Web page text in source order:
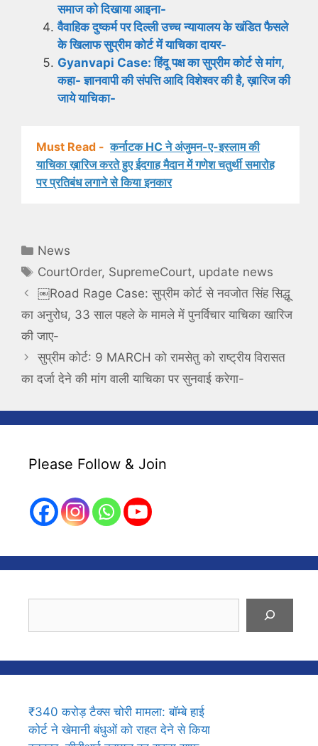
समाज को दिखाया आइना-
वैवाहिक दुष्कर्म पर दिल्ली उच्च न्यायालय के खंडित फैसले
के खिलाफ सुप्रीम कोर्ट में याचिका दायर-
Gyanvapi Case: हिंदू पक्ष का सुप्रीम कोर्ट से मांग,
कहा- ज्ञानवापी की संपत्ति आदि विशेश्वर की है, ख़ारिज की
जाये याचिका-
Must Read - कर्नाटक HC ने अंजुमन-ए-इस्लाम की
याचिका ख़ारिज करते हुए ईदगाह मैदान में गणेश चतुर्थी समारोह
पर प्रतिबंध लगाने से किया इनकार
Categories
News
Tags
CourtOrder, SupremeCourt, update news
￼Road Rage Case: सुप्रीम कोर्ट से नवजोत सिंह सिद्धू
का अनुरोध, 33 साल पहले के मामले में पुनर्विचार याचिका खारिज
की जाए-
सुप्रीम कोर्ट: 9 MARCH को रामसेतु को राष्ट्रीय विरासत
का दर्जा देने की मांग वाली याचिका पर सुनवाई करेगा-
Please Follow & Join
₹340 करोड़ टैक्स चोरी मामला: बॉम्बे हाई
कोर्ट ने खेमानी बंधुओं को राहत देने से किया